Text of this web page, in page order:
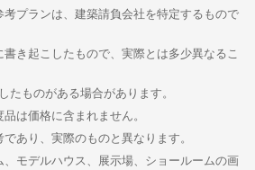
プランは、建築請負会社を特定するもので
き起こしたもので、実際とは多少異なるこ
たものがある場合があります。
は価格に含まれません。
あり、実際のものと異なります。
モデルハウス、展示場、ショールームの画